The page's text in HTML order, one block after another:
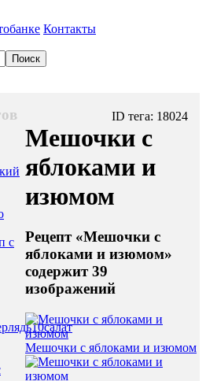
Контакты
Поиск
с
10салат
ID тега: 18024
Мешочки с
яблоками и
изюмом
Рецепт «Мешочки с
яблоками и изюмом»
содержит 39
изображений
Мешочки с яблоками и изюмом